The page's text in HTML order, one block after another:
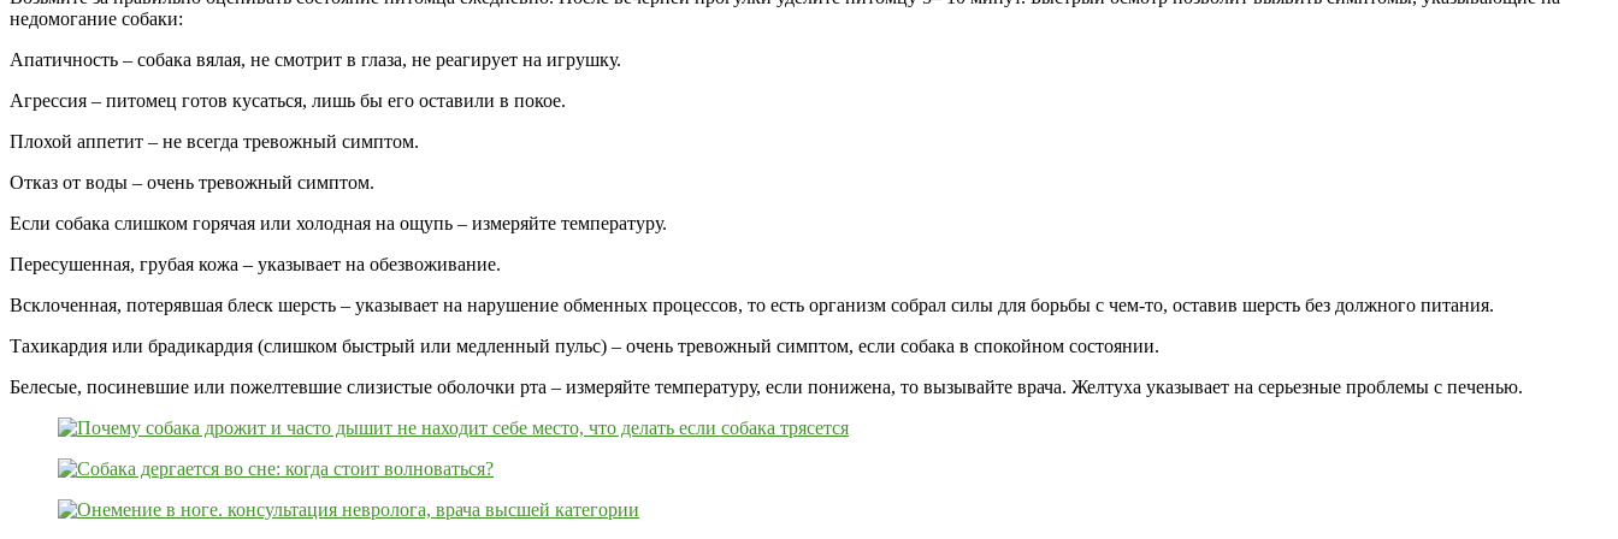
недомогание собаки:
Апатичность – собака вялая, не смотрит в глаза, не реагирует на игрушку.
Агрессия – питомец готов кусаться, лишь бы его оставили в покое.
Плохой аппетит – не всегда тревожный симптом.
Отказ от воды – очень тревожный симптом.
Если собака слишком горячая или холодная на ощупь – измеряйте температуру.
Пересушенная, грубая кожа – указывает на обезвоживание.
Всклоченная, потерявшая блеск шерсть – указывает на нарушение обменных процессов, то есть организм собрал силы для борьбы с чем-то, оставив шерсть без должного питания.
Тахикардия или брадикардия (слишком быстрый или медленный пульс) – очень тревожный симптом, если собака в спокойном состоянии.
Белесые, посиневшие или пожелтевшие слизистые оболочки рта – измеряйте температуру, если понижена, то вызывайте врача. Желтуха указывает на серьезные проблемы с печенью.